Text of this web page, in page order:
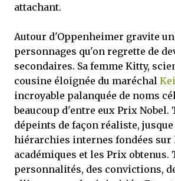
attachant.
Autour d'Oppenheimer gravite
personnages qu'on regrette de
secondaires. Sa femme Kitty,
cousine éloignée du maréchal
incroyable palanquée de noms
beaucoup d'entre eux Prix Nobel.
dépeints de façon réaliste,
hiérarchies internes fondées sur
académiques et les Prix obtenus.
personnalités, des convictions,